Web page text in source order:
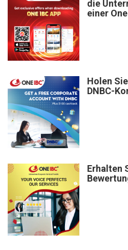
die
einer
Holen
DNBC-
Erhalten